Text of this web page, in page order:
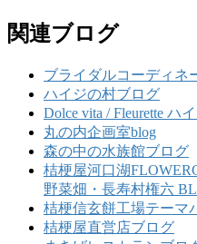
関連ブログ
ブライダルコーディネ
ハイジの村ブログ
Dolce vita / Fleurette ハ
丸の内企画室blog
森の中の水族館ブログ
桔梗屋河口湖
野菜畑・長寿村権六
桔梗信玄餅工場テーマ
桔梗屋直営店ブログ